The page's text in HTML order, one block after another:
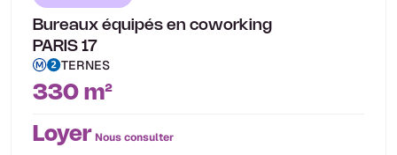
Bureaux équipés en coworking
PARIS 17
TERNES
330 m²
Loyer Nous consulter